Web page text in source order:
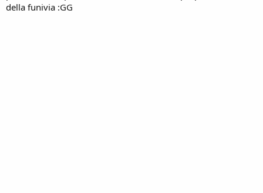
della funivia :GG